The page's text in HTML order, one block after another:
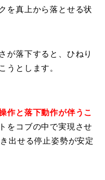
を真上から落とせる状
が落下すると、ひねり
うとします。
作と落下動作が伴うこ
を コブの中で実現させ
出せる停止姿勢が安定